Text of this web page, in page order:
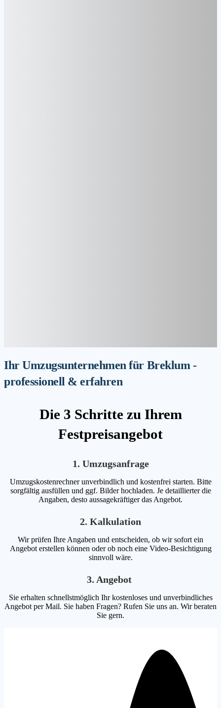
Ihr Umzugsunternehmen für Breklum -
professionell & erfahren
Die 3 Schritte zu Ihrem
Festpreisangebot
1. Umzugsanfrage
Umzugskostenrechner unverbindlich und kostenfrei starten. Bitte
sorgfältig ausfüllen und ggf. Bilder hochladen. Je detaillierter die
Angaben, desto aussagekräftiger das Angebot.
2. Kalkulation
Wir prüfen Ihre Angaben und entscheiden, ob wir sofort ein
Angebot erstellen können oder ob noch eine Video-Besichtigung
sinnvoll wäre.
3. Angebot
Sie erhalten schnellstmöglich Ihr kostenloses und unverbindliches
Angebot per Mail. Sie haben Fragen? Rufen Sie uns an. Wir beraten
Sie gern.